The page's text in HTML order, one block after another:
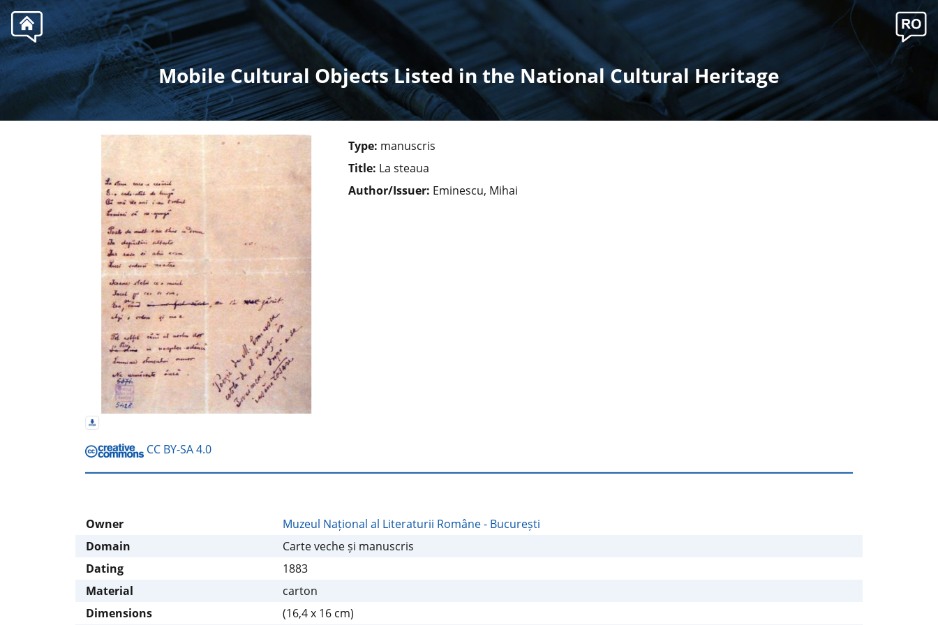
. Mobile Cultural Objects Listed in the National Cultural Heritage
CC BY-SA 4.0
Type: manuscris
Title: La steaua
Author/Issuer: Eminescu, Mihai
Owner
Muzeul Național al Literaturii Române - București
Domain
Carte veche și manuscris
Dating
1883
Material
carton
Dimensions
(16,4 x 16 cm)